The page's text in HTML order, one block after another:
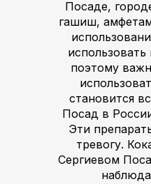
Посаде,
гашиш,
поэтому
становится
Посад в
Эти
тревогу.
Сергиевом